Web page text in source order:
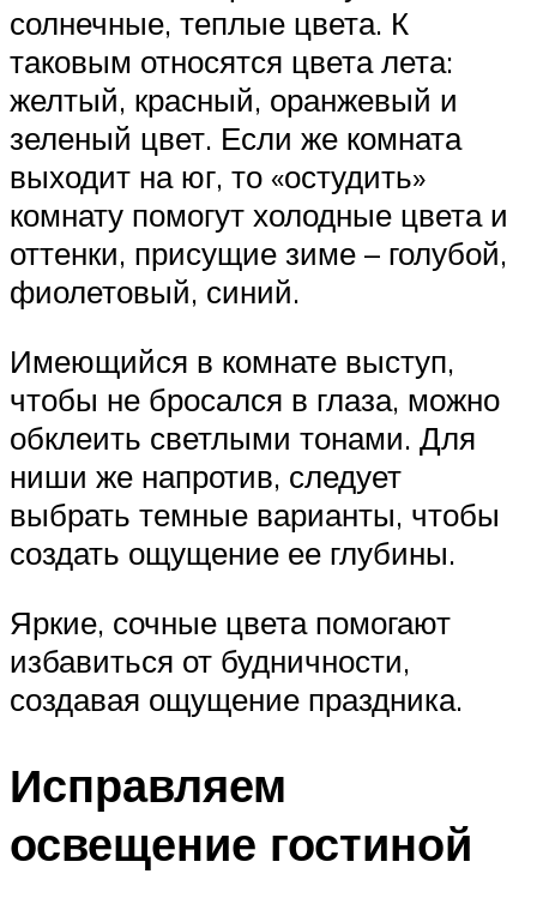
солнечные, теплые цвета. К
таковым относятся цвета лета:
желтый, красный, оранжевый и
зеленый цвет. Если же комната
выходит на юг, то «остудить»
комнату помогут холодные цвета и
оттенки, присущие зиме – голубой,
фиолетовый, синий.
Имеющийся в комнате выступ,
чтобы не бросался в глаза, можно
обклеить светлыми тонами. Для
ниши же напротив, следует
выбрать темные варианты, чтобы
создать ощущение ее глубины.
Яркие, сочные цвета помогают
избавиться от будничности,
создавая ощущение праздника.
Исправляем
освещение гостиной